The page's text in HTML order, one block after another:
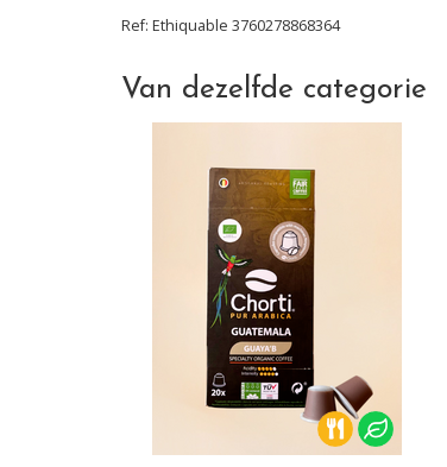
Ref: Ethiquable 3760278868364
Van dezelfde categorie